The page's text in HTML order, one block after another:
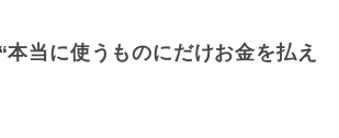
本当に使うものにだけお金を払え